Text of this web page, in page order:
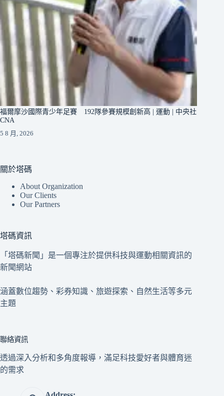
福爾摩沙國際青少年足賽 192隊參賽規模創新高 | 運動 | 中央社
CNA
5 8 月, 2026
關於塔碼
About Organization
Our Clients
Our Partners
塔碼資訊
「塔碼新聞」是一個專注於提供科技與運動相關資訊的
新聞網站
涵蓋數位趨勢、彩券知識、旅遊探索、自然生活等多元
主題
聯絡資訊
透過深入分析和多角度報導，滿足科技愛好者與體育迷
的需求